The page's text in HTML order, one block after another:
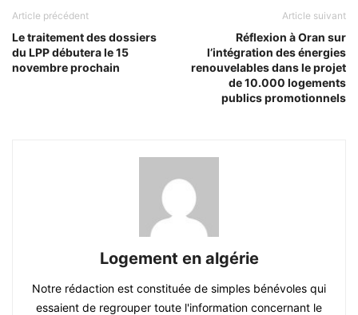
Article précédent
Le traitement des dossiers
du LPP débutera le 15
novembre prochain
Article suivant
Réflexion à Oran sur
l’intégration des énergies
renouvelables dans le projet
de 10.000 logements
publics promotionnels
Logement en algérie
Notre rédaction est constituée de simples bénévoles qui
essaient de regrouper toute l'information concernant le